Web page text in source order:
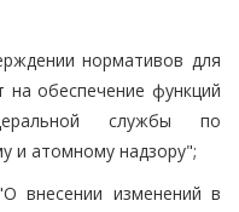
нормативов для
на обеспечение функций
службы по
и атомному надзору";
внесении изменений в